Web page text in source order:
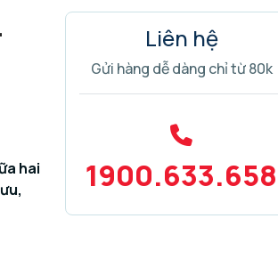
hai
Liên hệ
Gửi hàng dễ dàng chỉ từ 80k
1900.633.658